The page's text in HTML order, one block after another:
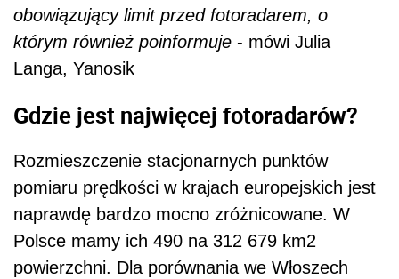
obowiązujący limit przed fotoradarem, o
którym również poinformuje - mówi Julia
Langa, Yanosik
Gdzie jest najwięcej fotoradarów?
Rozmieszczenie stacjonarnych punktów
pomiaru prędkości w krajach europejskich jest
naprawdę bardzo mocno zróżnicowane. W
Polsce mamy ich 490 na 312 679 km2
powierzchni. Dla porównania we Włoszech